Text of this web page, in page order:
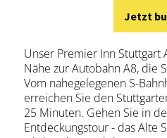
Jetzt
Unser Premier Inn
Nähe zur Autobahn A8, die
Vom nahegelegenen S-
erreichen Sie den
25 Minuten. Gehen Sie in
Entdeckungstour - das Alte